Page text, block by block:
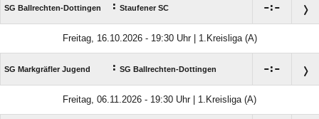
SG Ballrechten-Dottingen : Staufener SC :
Freitag, 16.10.2026 - 19:30 Uhr | 1.Kreisliga (A)
SG Markgräfler Jugend : SG Ballrechten-Dottingen :
Freitag, 06.11.2026 - 19:30 Uhr | 1.Kreisliga (A)